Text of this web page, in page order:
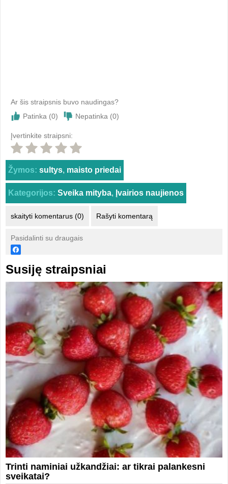
Ar šis straipsnis buvo naudingas?
Patinka (0) Nepatinka (0)
Įvertinkite straipsni:
Žymos: sultys, maisto priedai
Kategorijos: Sveika mityba, Įvairios naujienos
skaityti komentarus (0) Rašyti komentarą
Pasidalinti su draugais
Susiję straipsniai
Trinti naminiai užkandžiai: ar tikrai palankesni
sveikatai?